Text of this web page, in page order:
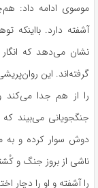
موسوی ادامه داد:
آشفته دارد. بااینکه
نشان می‌دهد که
گرفته‌اند. این
را از هم جدا می‌کند
جنگجویانی می‌بیند
دوش سوار کرده و به
ناشی از بروز جنگ و
را آشفته و او را دچار